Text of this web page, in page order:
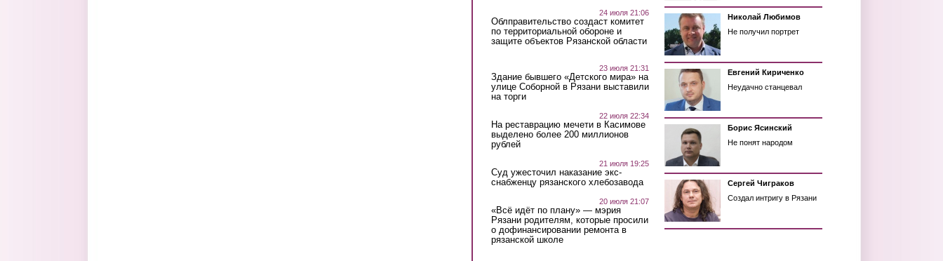
24 июля 21:06
Облправительство создаст комитет
по территориальной обороне и
защите объектов Рязанской области
23 июля 21:31
Здание бывшего «Детского мира» на
улице Соборной в Рязани выставили
на торги
22 июля 22:34
На реставрацию мечети в Касимове
выделено более 200 миллионов
рублей
21 июля 19:25
Суд ужесточил наказание экс-
снабженцу рязанского хлебозавода
20 июля 21:07
«Всё идёт по плану» — мэрия
Рязани родителям, которые просили
о дофинансировании ремонта в
рязанской школе
Николай Любимов
Не получил портрет
Евгений Кириченко
Неудачно станцевал
Борис Ясинский
Не понят народом
Сергей Чиграков
Создал интригу в Рязани